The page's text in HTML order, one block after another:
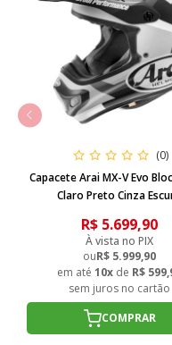
padrões de segurança
- Peso: Leve, reduzindo a
pilotagem.
O Arai MX-V Evo é mais
com a segurança, o
que buscam o melhor em
(0)
Capacete Arai MX-V Evo
Claro Preto Cinza
R$ 5.699,90
À vista no PIX
ouR$ 5.999,90
em até10x de R$
sem juros no cartão
COMPRAR